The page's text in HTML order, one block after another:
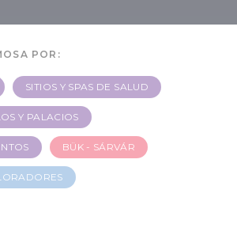
POR:
SITIOS Y SPAS DE SALUD
Y PALACIOS
BÜK - SÁRVÁR